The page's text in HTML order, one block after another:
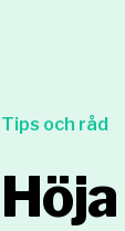
Tips och råd